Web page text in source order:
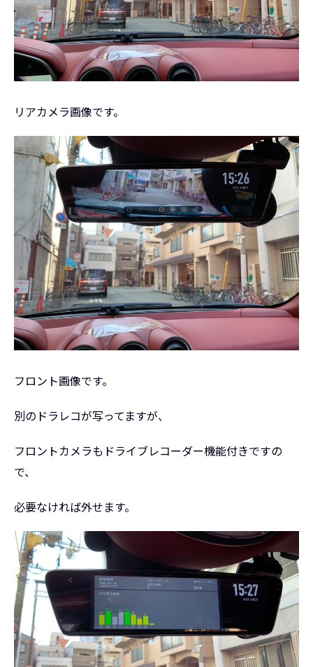
リアカメラ画像です。
フロント画像です。
別のドラレコが写ってますが、
フロントカメラもドライブレコーダー機能付きですの
で、
必要なければ外せます。